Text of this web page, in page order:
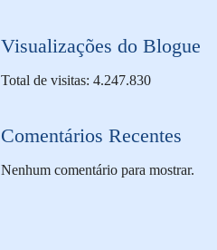
Visualizações do Blogue
Total de visitas: 4.247.830
Comentários Recentes
Nenhum comentário para mostrar.